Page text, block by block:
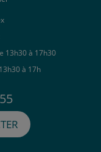
13h30 à 17h30
à 17h